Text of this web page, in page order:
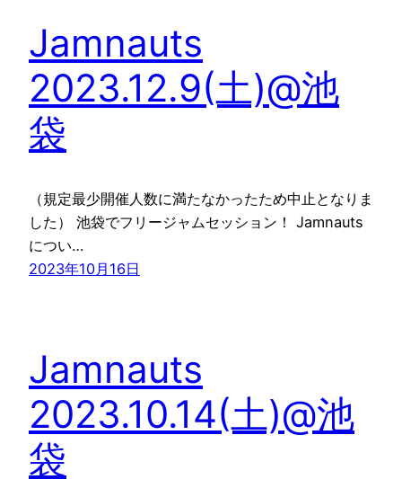
Jamnauts
2023.12.9(土)@池
袋
（規定最少開催人数に満たなかったため中止となりま
した） 池袋でフリージャムセッション！ Jamnauts
につい…
2023年10月16日
Jamnauts
2023.10.14(土)@池
袋